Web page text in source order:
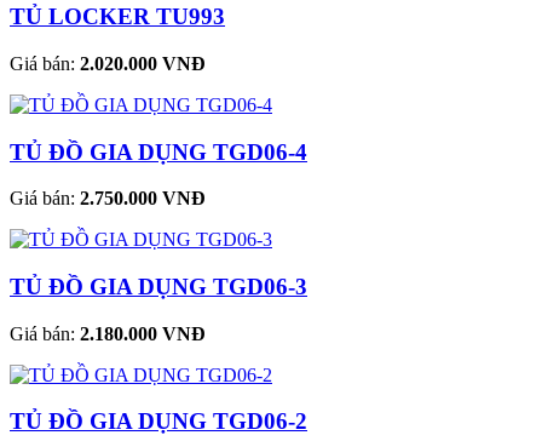
TỦ LOCKER TU993
Giá bán: 2.020.000 VNĐ
TỦ ĐỒ GIA DỤNG TGD06-4
Giá bán: 2.750.000 VNĐ
TỦ ĐỒ GIA DỤNG TGD06-3
Giá bán: 2.180.000 VNĐ
TỦ ĐỒ GIA DỤNG TGD06-2